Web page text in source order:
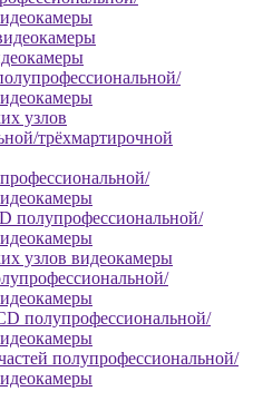
узлов
трёхмартирочной
полупрофессиональной/
узлов видеокамеры
полупрофессиональной/
полупрофессиональной/